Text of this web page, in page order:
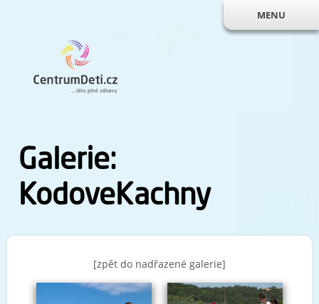
MENU
Galerie:
KodoveKachny
[zpět do nadřazené galerie]